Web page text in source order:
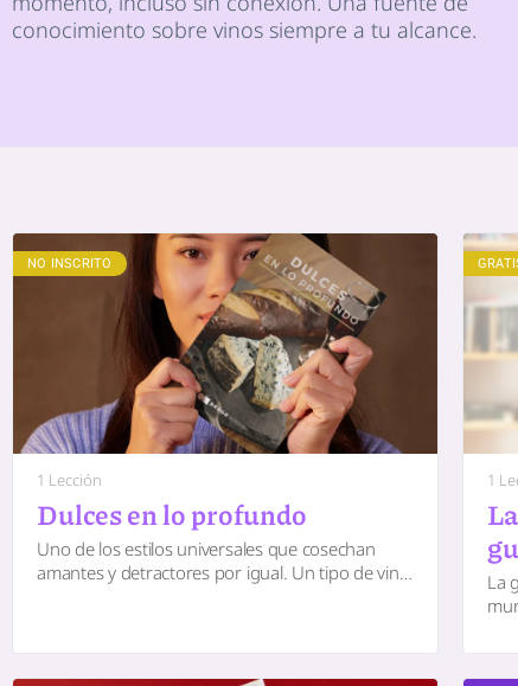
conocimiento sobre vinos siempre a tu alcance.
NO INSCRITO
1 Lección
Dulces en lo profundo
Uno de los estilos universales que cosechan
amantes y detractores por igual. Un tipo de vino
1
La